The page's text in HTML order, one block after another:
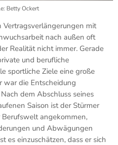
Betty Ockert
Vertragsverlängerungen mit
nach außen oft
Realität nicht immer. Gerade
und berufliche
sportliche Ziele eine große
war die Entscheidung
dem Abschluss seines
Saison ist der Stürmer
angekommen,
und Abwägungen
es einzuschätzen, dass er sich